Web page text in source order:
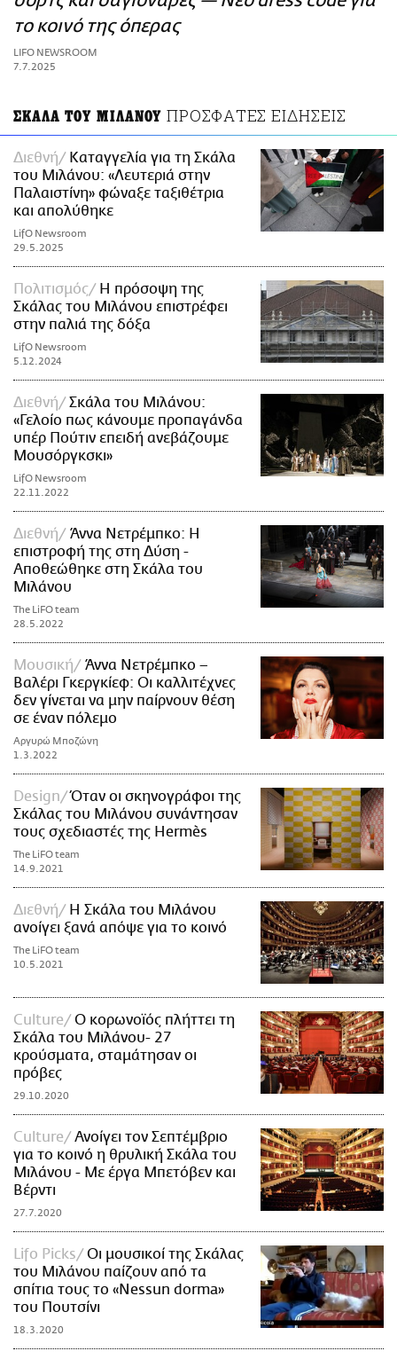
ΑΜΠΑ
PRINT
το κοινό της όπερας
LIFO NEWSROOM
7.7.2025
ΣΚΑΛΑ ΤΟΥ ΜΙΛΑΝΟΥ ΠΡΟΣΦΑΤΕΣ ΕΙΔΗΣΕΙΣ
Διεθνή
Καταγγελία για τη Σκάλα
του Μιλάνου: «Λευτεριά στην
Παλαιστίνη» φώναξε ταξιθέτρια
και απολύθηκε
LifO Newsroom
29.5.2025
Πολιτισμός
Η πρόσοψη της
Σκάλας του Μιλάνου επιστρέφει
στην παλιά της δόξα
LifO Newsroom
5.12.2024
Διεθνή
Σκάλα του Μιλάνου:
«Γελοίο πως κάνουμε προπαγάνδα
υπέρ Πούτιν επειδή ανεβάζουμε
Μουσόργκσκι»
LifO Newsroom
22.11.2022
Διεθνή
Άννα Νετρέμπκο: Η
επιστροφή της στη Δύση -
Αποθεώθηκε στη Σκάλα του
Μιλάνου
The LiFO team
28.5.2022
Μουσική
Άννα Νετρέμπκο –
Βαλέρι Γκεργκίεφ: Οι καλλιτέχνες
δεν γίνεται να μην παίρνουν θέση
σε έναν πόλεμο
Αργυρώ Μποζώνη
1.3.2022
Design
Όταν οι σκηνογράφοι της
Σκάλας του Μιλάνου συνάντησαν
τους σχεδιαστές της Hermès
The LiFO team
14.9.2021
Διεθνή
Η Σκάλα του Μιλάνου
ανοίγει ξανά απόψε για το κοινό
The LiFO team
10.5.2021
Culture
Ο κορωνοϊός πλήττει τη
Σκάλα του Μιλάνου- 27
κρούσματα, σταμάτησαν οι
πρόβες
29.10.2020
Culture
Ανοίγει τον Σεπτέμβριο
για το κοινό η θρυλική Σκάλα του
Μιλάνου - Με έργα Μπετόβεν και
Βέρντι
27.7.2020
Lifo Picks
Οι μουσικοί της Σκάλας
του Μιλάνου παίζουν από τα
σπίτια τους το «Nessun dorma»
του Πουτσίνι
18.3.2020